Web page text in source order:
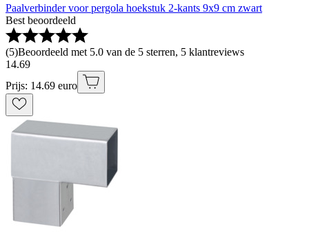
Paalverbinder voor pergola hoekstuk 2-kants 9x9 cm zwart
Best beoordeeld
(5)Beoordeeld met 5.0 van de 5 sterren, 5 klantreviews
14.69
Prijs: 14.69 euro